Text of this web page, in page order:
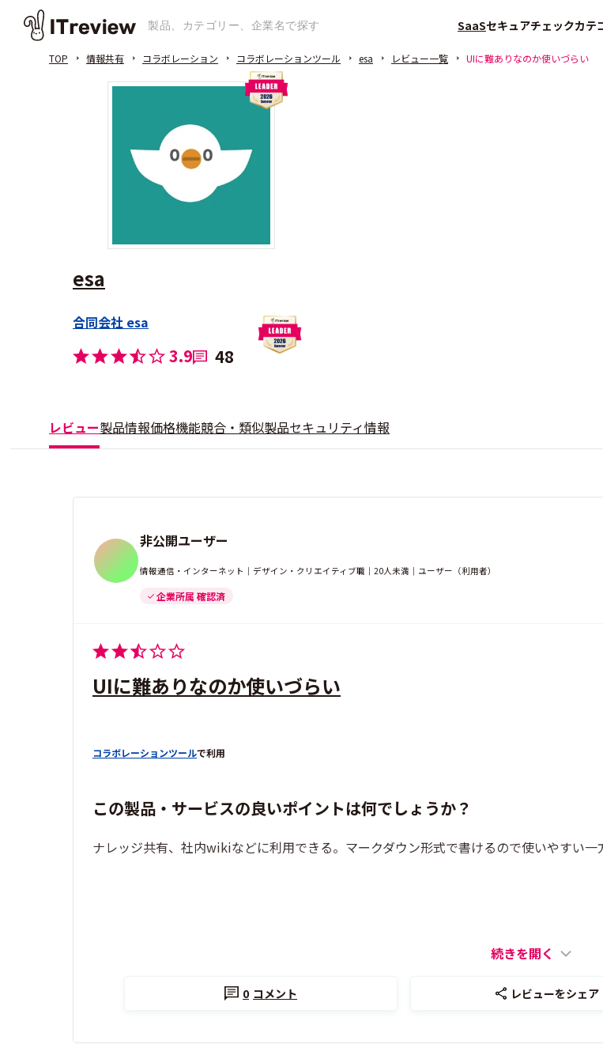
SaaSセキュアチェックカテ
TOP 情報共有 コラボレーション コラボレーションツール esa レビュー一覧 UIに難ありなのか使いづらい
esa
合同会社 esa
3.9 48
レビュー製品情報価格機能競合・類似製品セキュリティ情報
非公開ユーザー
情報通信・インターネット｜デザイン・クリエイティブ職｜20人未満｜ユーザー（利用者）
企業所属 確認済
UIに難ありなのか使いづらい
コラボレーションツールで利用
この製品・サービスの良いポイントは何でしょうか？
ナレッジ共有、社内wikiなどに利用できる。マークダウン形式で書けるので使いやすい
続きを開く
0 コメント レビューをシェア